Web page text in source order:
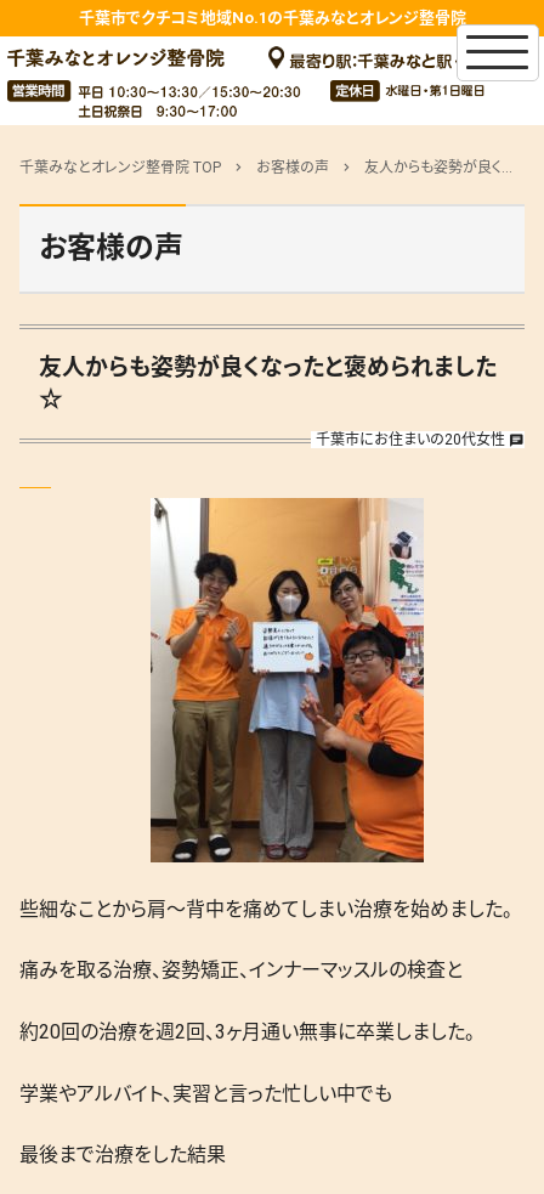
千葉市でクチコミ地域No.1の千葉みなとオレンジ整骨院
千葉みなとオレンジ整骨院 TOP chevron_right お客様の声 chevron_right 友人からも姿勢が良くなったと褒められました☆
お客様の声
友人からも姿勢が良くなったと褒められました
☆
千葉市にお住まいの20代女性 chat
些細なことから肩～背中を痛めてしまい治療を始めました。
痛みを取る治療、姿勢矯正、インナーマッスルの検査と
約20回の治療を週2回、3ヶ月通い無事に卒業しました。
学業やアルバイト、実習と言った忙しい中でも
最後まで治療をした結果